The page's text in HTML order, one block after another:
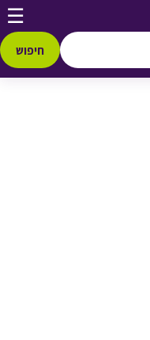
☰
חיפוש